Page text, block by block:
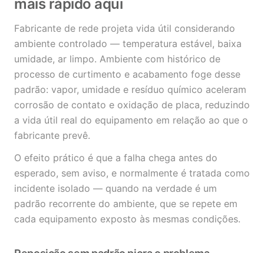
mais rápido aqui
Fabricante de rede projeta vida útil considerando
ambiente controlado — temperatura estável, baixa
umidade, ar limpo. Ambiente com histórico de
processo de curtimento e acabamento foge desse
padrão: vapor, umidade e resíduo químico aceleram
corrosão de contato e oxidação de placa, reduzindo
a vida útil real do equipamento em relação ao que o
fabricante prevê.
O efeito prático é que a falha chega antes do
esperado, sem aviso, e normalmente é tratada como
incidente isolado — quando na verdade é um
padrão recorrente do ambiente, que se repete em
cada equipamento exposto às mesmas condições.